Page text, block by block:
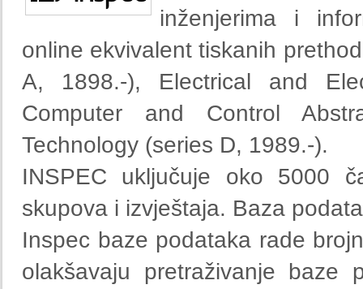
inženjerima i
online ekvivalent tiskanih
A, 1898.-), Electrical and
Computer and Control
Technology (series D, 1989.-).
INSPEC uključuje oko 5000
skupova i izvještaja. Baza
Inspec baze podataka rade
olakšavaju pretraživanje baze